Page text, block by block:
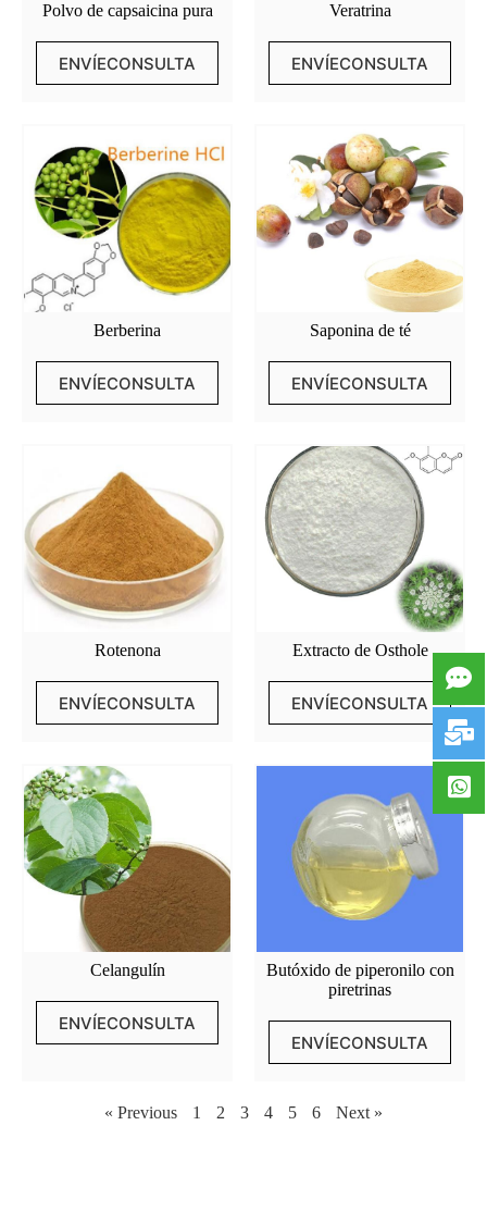
Polvo de capsaicina pura
ENVÍECONSULTA
Veratrina
ENVÍECONSULTA
Berberina
ENVÍECONSULTA
Saponina de té
ENVÍECONSULTA
Rotenona
ENVÍECONSULTA
Extracto de Osthole
ENVÍECONSULTA
Celangulín
ENVÍECONSULTA
Butóxido de piperonilo con
piretrinas
ENVÍECONSULTA
« Previous 1 2 3 4 5 6 Next »